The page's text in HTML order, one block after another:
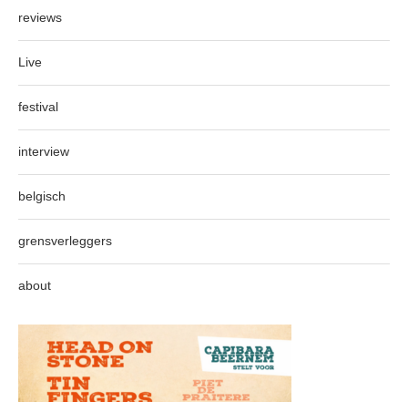
reviews
Live
festival
interview
belgisch
grensverleggers
about